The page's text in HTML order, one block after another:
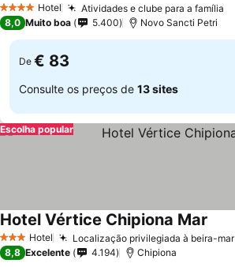
4 EstrelasHotel Atividades e clube para a família
8,0 Muito boa 5.400 Novo Sancti Petri
De € 83
Consulte os preços de 13 sites
Escolha popular
3 EstrelasHotel Localização privilegiada à beira-mar
Hotel Vértice Chipiona Mar
8,8 Excelente 4.194 Chipiona